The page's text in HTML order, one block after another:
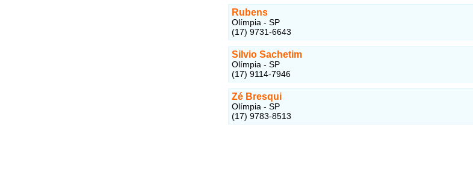
Rubens
Olímpia - SP
(17) 9731-6643
Silvio Sachetim
Olímpia - SP
(17) 9114-7946
Zé Bresqui
Olímpia - SP
(17) 9783-8513